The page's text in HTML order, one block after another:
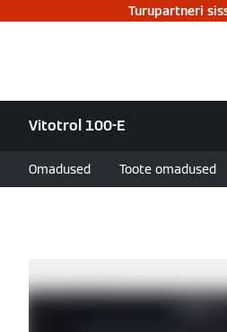
Turupartneri
Vitotrol 100-E
Omadused Toote omadused